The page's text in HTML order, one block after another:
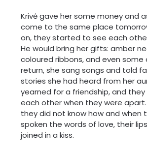
Krivė gave her some money and
come to the same place
on, they started to see each
He would bring her gifts: amber
coloured ribbons, and even some
return, she sang songs and told
stories she had heard from her
yearned for a friendship, and
each other when they were
they did not know how and when
spoken the words of love, their
joined in a kiss.